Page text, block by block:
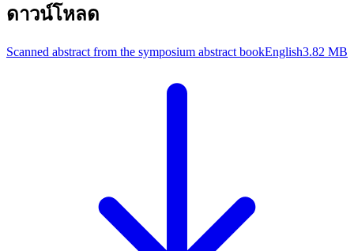
ดาวน์โหลด
Scanned abstract from the symposium abstract bookEnglish3.82 MB